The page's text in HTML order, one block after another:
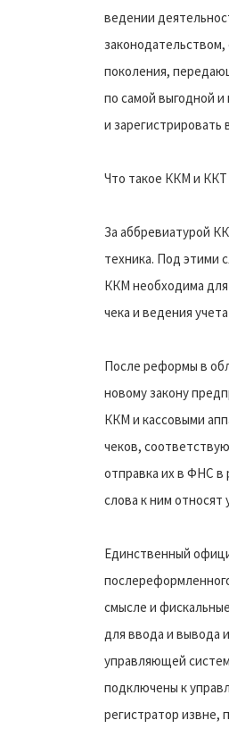
ведении
поколения,
по самой выгодной
и
Что такое ККМ и ККТ
За аббревиатурой
техника. Под этими
ККМ необходима
чека и ведения
После реформы в
новому закону
ККМ и кассовыми
чеков,
отправка их в ФНС в
слова к ним
Единственный
смысле и
для ввода и вывода
управляющей
подключены к
регистратор извне,